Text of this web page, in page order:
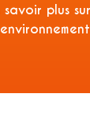
plus